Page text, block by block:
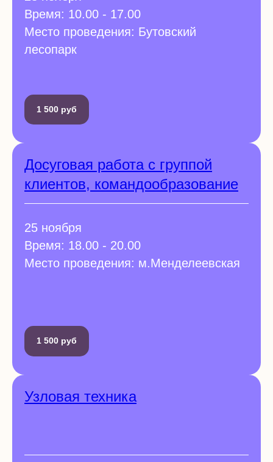
Время: 10.00 - 17.00
Место проведения: Бутовский
лесопарк
1 500 руб
Досуговая работа с группой
клиентов, командообразование
25 ноября
Время: 18.00 - 20.00
Место проведения: м.Менделеевская
1 500 руб
Узловая техника